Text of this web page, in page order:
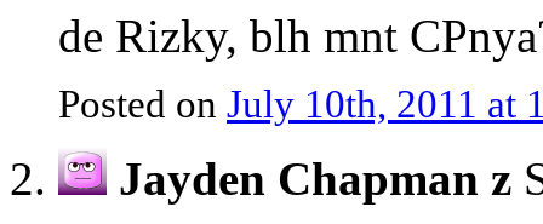
de Rizky, blh mnt
Posted on July 10th, 2011 at
Jayden Chapman z